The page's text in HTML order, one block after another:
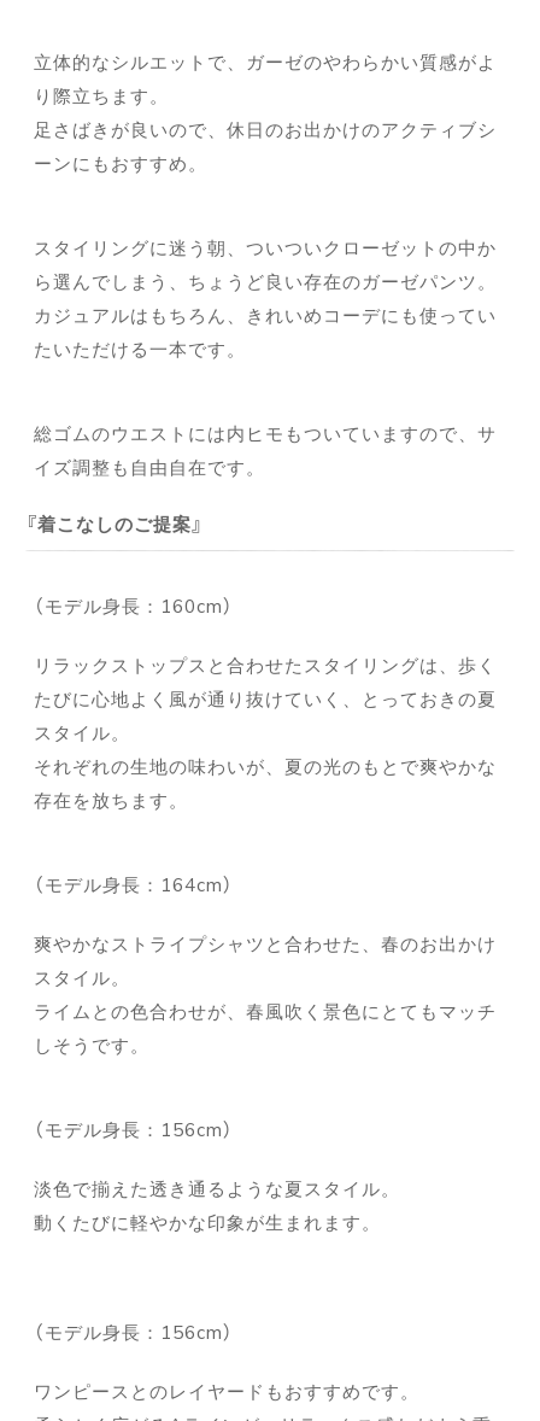
立体的なシルエットで、ガーゼのやわらかい質感がよ
り際立ちます。
足さばきが良いので、休日のお出かけのアクティブシ
ーンにもおすすめ。
スタイリングに迷う朝、ついついクローゼットの中か
ら選んでしまう、ちょうど良い存在のガーゼパンツ。
カジュアルはもちろん、きれいめコーデにも使ってい
たいただける一本です。
総ゴムのウエストには内ヒモもついていますので、サ
イズ調整も自由自在です。
着こなしのご提案
（モデル身長：160cm）
リラックストップスと合わせたスタイリングは、歩く
たびに心地よく風が通り抜けていく、とっておきの夏
スタイル。
それぞれの生地の味わいが、夏の光のもとで爽やかな
存在を放ちます。
（モデル身長：164cm）
爽やかなストライプシャツと合わせた、春のお出かけ
スタイル。
ライムとの色合わせが、春風吹く景色にとてもマッチ
しそうです。
（モデル身長：156cm）
淡色で揃えた透き通るような夏スタイル。
動くたびに軽やかな印象が生まれます。
（モデル身長：156cm）
ワンピースとのレイヤードもおすすめです。